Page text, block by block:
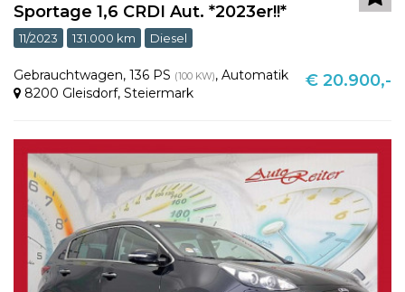
Sportage 1,6 CRDI Aut. *2023er!!*
11/2023 131.000 km Diesel
Gebrauchtwagen, 136 PS (100 KW), Automatik
8200 Gleisdorf, Steiermark
€ 20.900,-